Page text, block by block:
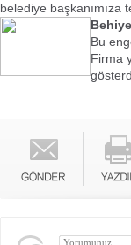
belediye başkanımıza
Bu
Firma